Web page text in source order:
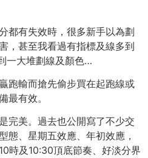
都有失效時，很多新手以為劃
，甚至我看過有指標及線多到
一大堆劃線及顏色…
跑輸而搶先偷步買在起跑線或
最有效。
完美。過去也公開寫了不少交
態、星期五效應、年初效應，
時及10:30頂底節奏、好淡分界